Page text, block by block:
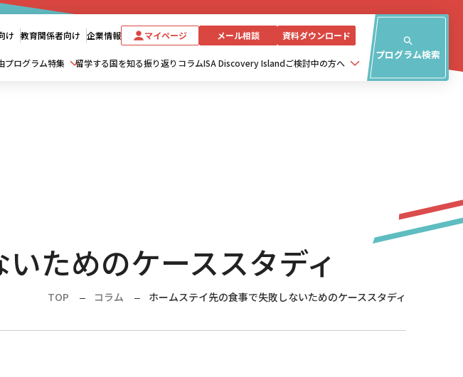
け 教育関係者向け 企業情報 マイページ メール相談 資料ダウンロード
プログラム検索
プログラム特集 留学する国を知る振り返りコラムISA Discovery Islandご検討中の方へ
ためのケーススタディ
TOP コラム ホームステイ先の食事で失敗しないためのケーススタディ